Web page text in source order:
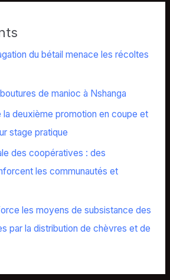
du bétail menace les récoltes
de manioc à Nshanga
la deuxième promotion en coupe et
stage pratique
des coopératives : des
les communautés et
les moyens de subsistance des
par la distribution de chèvres et de